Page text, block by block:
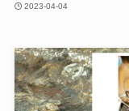
2023-04-04